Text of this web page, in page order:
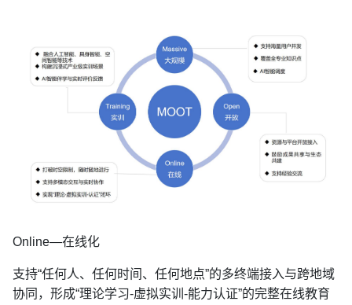
Online—在线化
支持“任何人、任何时间、任何地点”的多终端接入与跨地域
协同，形成“理论学习-虚拟实训-能力认证”的完整在线教育